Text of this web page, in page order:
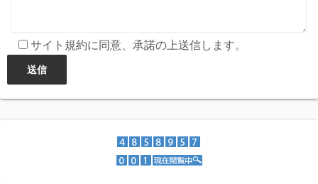
サイト規約に同意、承諾の上送信します。